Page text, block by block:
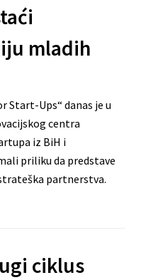
mladih
Start-Ups“ danas je u
centra
iz BiH i
priliku da predstave
partnerstva.
ciklus